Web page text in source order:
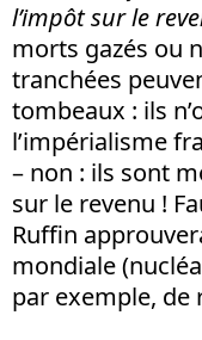
l’impôt sur le
morts gazés ou
tranchées
tombeaux : ils
l’impérialisme
– non : ils sont
sur le revenu !
Ruffin
mondiale
par exemple, de